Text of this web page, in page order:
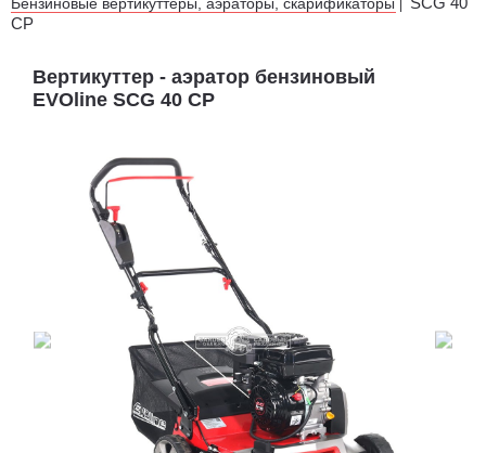
|
CP
Вертикуттер - аэратор бензиновый
EVOline SCG 40 CP